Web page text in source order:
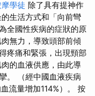
學徒 除了具有提神作
生活方式和「向前彎
全國性疾病的症狀的原
無力，導致頭部前傾
疼痛和緊張，出現頸部
的血液供應，由此導
。 （經中國血液疾病
流量增加114%）。 按